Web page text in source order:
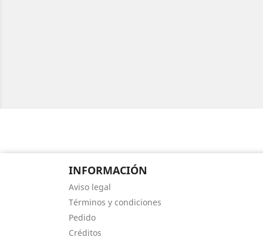
INFORMACIÓN
Aviso legal
Términos y condiciones
Pedido
Créditos